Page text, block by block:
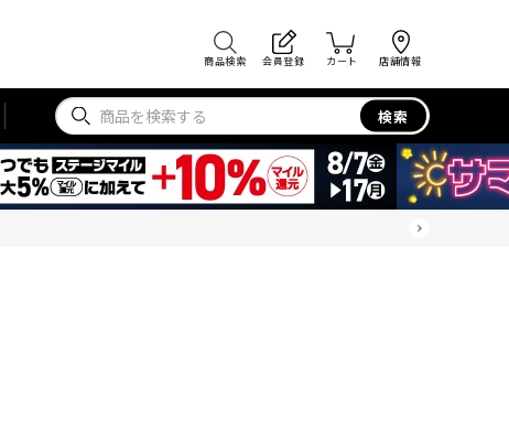
商品検索 会員登録 カート 店舗情報
検索